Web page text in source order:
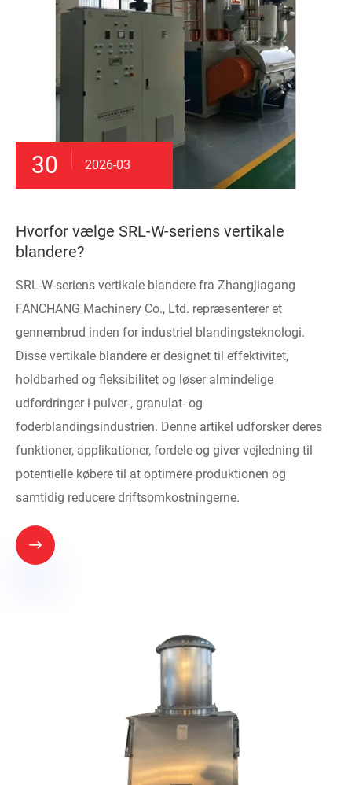
30 2026-03
Hvorfor vælge SRL-W-seriens vertikale
blandere?
SRL-W-seriens vertikale blandere fra Zhangjiagang
FANCHANG Machinery Co., Ltd. repræsenterer et
gennembrud inden for industriel blandingsteknologi.
Disse vertikale blandere er designet til effektivitet,
holdbarhed og fleksibilitet og løser almindelige
udfordringer i pulver-, granulat- og
foderblandingsindustrien. Denne artikel udforsker deres
funktioner, applikationer, fordele og giver vejledning til
potentielle købere til at optimere produktionen og
samtidig reducere driftsomkostningerne.
